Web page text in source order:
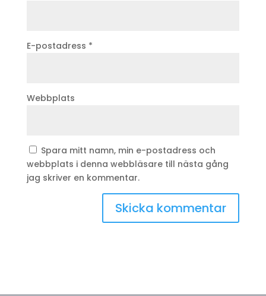
E-postadress *
Webbplats
Spara mitt namn, min e-postadress och
webbplats i denna webbläsare till nästa gång
jag skriver en kommentar.